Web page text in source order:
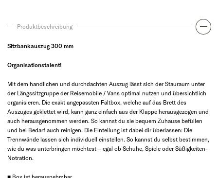
Produktbeschreibung
Sitzbankauszug 300 mm
Organisationstalent!
Mit dem handlichen und durchdachten Auszug lässt sich der Stauraum unter
der Längssitzgruppe der Reisemobile / Vans optimal nutzen und übersichtlich
organisieren. Die exakt angepassten Faltbox, welche auf das Brett des
Auszuges geklettet wird, kann ganz einfach aus der Klappe herausgezogen und
auch herausgenommen werden. So kannst du sie bequem Zuhause befüllen
und bei Bedarf auch reinigen. Die Einteilung ist dabei dir überlassen: Die
Trennwände lassen sich individuell einstellen. So kannst du selbst bestimmen,
wie du was unterbringen möchtest – egal ob Schuhe, Spiele oder Süßigkeiten-
Notration.